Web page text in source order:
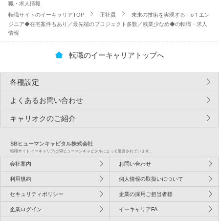
職・求人情報
転職サイトのイーキャリアTOP
正社員
未来の技術を実現するＩoＴエン
ジニア◆在宅案件もあり／最先端のプロジェクト多数／残業少なめ◆の転職・求人
情報
転職のイーキャリアトップへ
各種設定
よくあるお問い合わせ
キャリオクのご紹介
SBヒューマンキャピタル株式会社
転職サイト イーキャリアはSBヒューマンキャピタルによって運営されています。
会社案内 お問い合わせ
利用規約 個人情報の取扱いについて
セキュリティポリシー 企業の採用ご担当者様
企業ログイン イーキャリアFA